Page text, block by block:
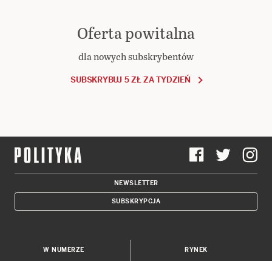
Oferta powitalna
dla nowych subskrybentów
SUBSKRYBUJ 5 ZŁ ZA TYDZIEŃ
NEWSLETTER
SUBSKRYPCJA
W NUMERZE RYNEK